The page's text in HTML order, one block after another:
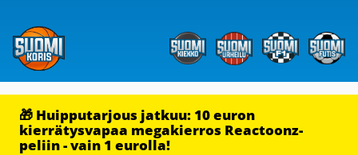
🎁 Huipputarjous jatkuu: 10 euron
kierrätysvapaa megakierros Reactoonz-
peliin - vain 1 eurolla!